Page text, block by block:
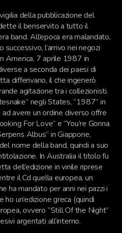
della pubblicazione del
il benservito a tutto il
band. All’epoca era malandato,
l’arrivo nei negozi
America, 7 aprile 1987 in
a seconda dei paesi di
differivano, il che ingenerò
agitazione tra i collezionisti.
negli States, “1987” in
avere un ordine diverso offre
For Love” e “You’re Gonna
Albus” in Giappone,
nome della band, quindi a suo
In Australia il titolo fu
dell’edizione in vinile riprese
il Cd quella europea, un
ha mandato per anni nei pazzi i
un’edizione greca (quindi
ovvero “Still Of the Night”
argentati all’interno.